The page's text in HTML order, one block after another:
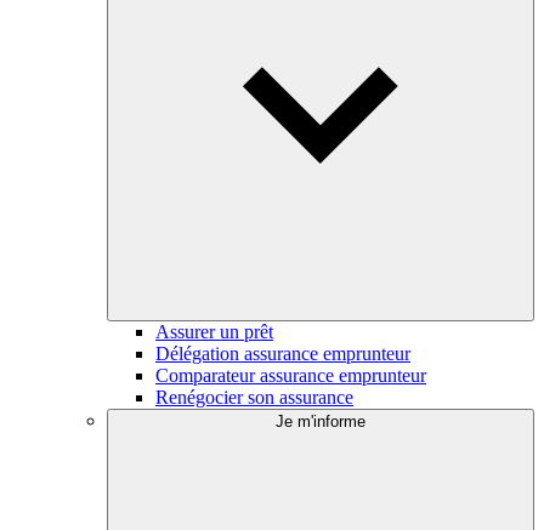
Assurer un prêt
Délégation assurance emprunteur
Comparateur assurance emprunteur
Renégocier son assurance
Je m'informe